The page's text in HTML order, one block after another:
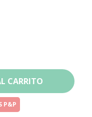
CARRITO
P&P